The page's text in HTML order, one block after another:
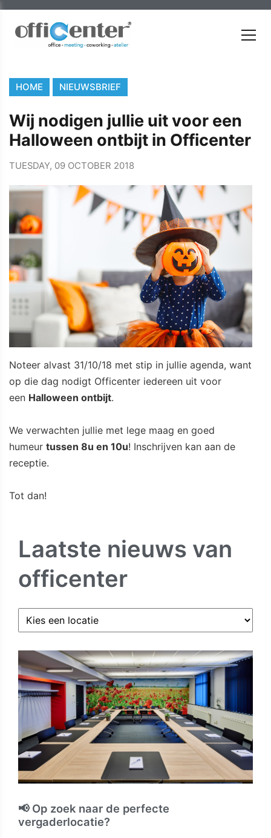
HOME NIEUWSBRIEF
Wij nodigen jullie uit voor een
Halloween ontbijt in Officenter
TUESDAY, 09 OCTOBER 2018
Noteer alvast 31/10/18 met stip in jullie agenda, want
op die dag nodigt Officenter iedereen uit voor
een Halloween ontbijt.
We verwachten jullie met lege maag en goed
humeur tussen 8u en 10u! Inschrijven kan aan de
receptie.
Tot dan!
Laatste nieuws van
officenter
📢 Op zoek naar de perfecte
vergaderlocatie?